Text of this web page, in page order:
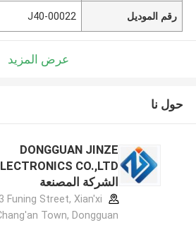
رقم الموديل J40-00022
عرض المزيد
حول نا
DONGGUAN JINZE
الشركة المصنعة
Funing Street, Xian'xi
Town, Dongguan